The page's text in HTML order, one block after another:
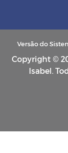
Versão do
Copyright ©
Isabel.